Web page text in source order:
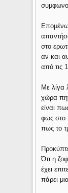
στο
αν και
από τις
Με λίγα
χώρα
είναι
φως στο
πως το
Ότι η
έχει
πάρει